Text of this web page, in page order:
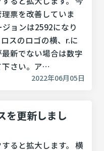
票を改善していま
ジョンは2592になり
スのロゴの横、r.に
新でない場合は数字
下さい。ア…
2022年06月05日
を更新しまし
ると拡大します。 横